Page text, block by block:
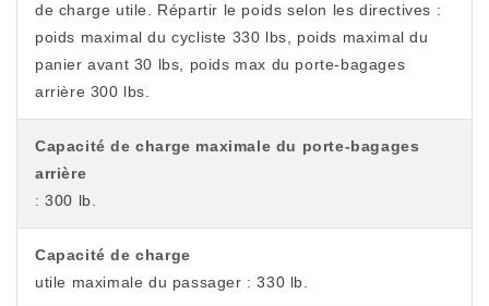
de charge utile. Répartir le poids selon les directives :
poids maximal du cycliste 330 lbs, poids maximal du
panier avant 30 lbs, poids max du porte-bagages
arrière 300 lbs.
Capacité de charge maximale du porte-bagages
arrière
: 300 lb.
Capacité de charge
utile maximale du passager : 330 lb.